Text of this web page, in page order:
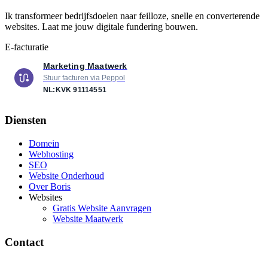
Ik transformeer bedrijfsdoelen naar feilloze, snelle en converterende
websites. Laat me jouw digitale fundering bouwen.
E-facturatie
Marketing Maatwerk
Stuur facturen via Peppol
NL:KVK 91114551
Diensten
Domein
Webhosting
SEO
Website Onderhoud
Over Boris
Websites
Gratis Website Aanvragen
Website Maatwerk
Contact